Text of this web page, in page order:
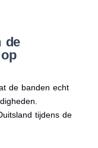
de
de banden echt
tijdens de